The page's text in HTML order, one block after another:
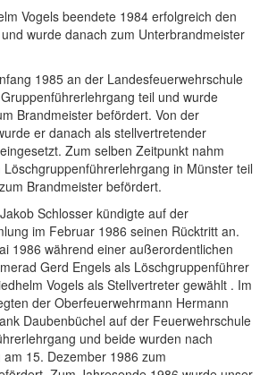
Vogels beendete 1984 erfolgreich den
wurde danach zum Unterbrandmeister
1985 an der Landesfeuerwehrschule
teil und wurde
Brandmeister befördert. Von der
er danach als stellvertretender
Zum selben Zeitpunkt nahm
Löschgruppenführerlehrgang in Münster teil
Brandmeister befördert.
Schlosser kündigte auf der
im Februar 1986 seinen Rücktritt an.
1986 während einer außerordentlichen
Gerd Engels als Löschgruppenführer
Vogels als Stellvertreter gewählt . Im
der Oberfeuerwehrmann Hermann
Daubenbüchel auf der Feuerwehrschule
und beide wurden nach
15. Dezember 1986 zum